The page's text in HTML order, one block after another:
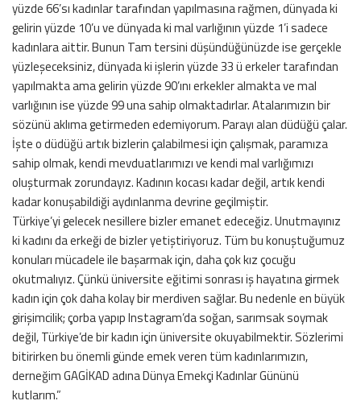
yüzde 66’sı kadınlar tarafından yapılmasına rağmen, dünyada ki
gelirin yüzde 10’u ve dünyada ki mal varlığının yüzde 1’i sadece
kadınlara aittir. Bunun Tam tersini düşündüğünüzde ise gerçekle
yüzleşeceksiniz, dünyada ki işlerin yüzde 33 ü erkeler tarafından
yapılmakta ama gelirin yüzde 90’ını erkekler almakta ve mal
varlığının ise yüzde 99 una sahip olmaktadırlar. Atalarımızın bir
sözünü aklıma getirmeden edemiyorum. Parayı alan düdüğü çalar.
İşte o düdüğü artık bizlerin çalabilmesi için çalışmak, paramıza
sahip olmak, kendi mevduatlarımızı ve kendi mal varlığımızı
oluşturmak zorundayız. Kadının kocası kadar değil, artık kendi
kadar konuşabildiği aydınlanma devrine geçilmiştir.
Türkiye’yi gelecek nesillere bizler emanet edeceğiz. Unutmayınız
ki kadını da erkeği de bizler yetiştiriyoruz. Tüm bu konuştuğumuz
konuları mücadele ile başarmak için, daha çok kız çocuğu
okutmalıyız. Çünkü üniversite eğitimi sonrası iş hayatına girmek
kadın için çok daha kolay bir merdiven sağlar. Bu nedenle en büyük
girişimcilik; çorba yapıp Instagram’da soğan, sarımsak soymak
değil, Türkiye’de bir kadın için üniversite okuyabilmektir. Sözlerimi
bitirirken bu önemli günde emek veren tüm kadınlarımızın,
derneğim GAGİKAD adına Dünya Emekçi Kadınlar Gününü
kutlarım.”